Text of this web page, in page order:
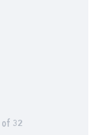
of 32